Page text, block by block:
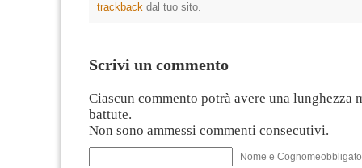
trackback dal tuo sito.
Scrivi un commento
Ciascun commento potrà avere una lunghezza
battute.
Non sono ammessi commenti consecutivi.
Nome e